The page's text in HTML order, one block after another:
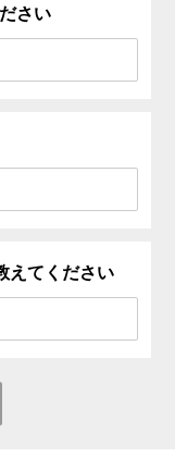
さい
えてください